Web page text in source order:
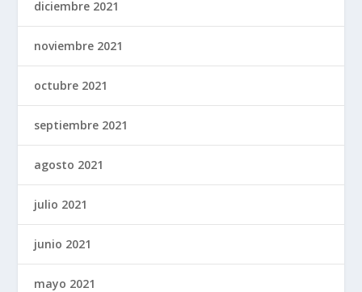
diciembre 2021
noviembre 2021
octubre 2021
septiembre 2021
agosto 2021
julio 2021
junio 2021
mayo 2021